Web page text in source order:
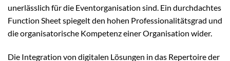
unerlässlich für die Eventorganisation sind. Ein durchdachtes
Function Sheet spiegelt den hohen Professionalitätsgrad und
die organisatorische Kompetenz einer Organisation wider.
Die Integration von digitalen Lösungen in das Repertoire der